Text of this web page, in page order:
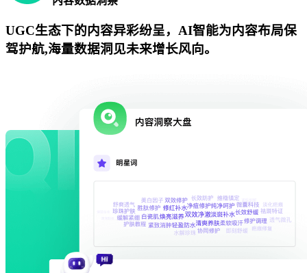
UGC生态下的内容异彩纷呈，AI智能为内容布局保
驾护航,海量数据洞见未来增长风向。